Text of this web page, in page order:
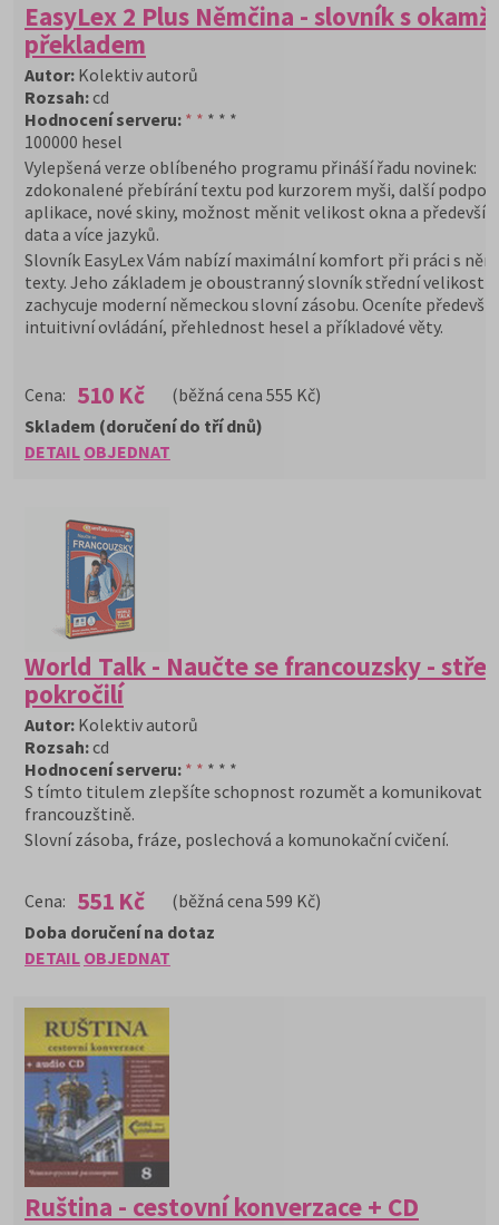
EasyLex 2 Plus Němčina - slovník s
překladem
Autor: Kolektiv autorů
Rozsah:cd
Hodnocení serveru: * * * * *
100000 hesel
Vylepšená verze oblíbeného programu přináší řadu novinek:
zdokonalené přebírání textu pod kurzorem myši, další
aplikace, nové skiny, možnost měnit velikost okna a
data a více jazyků.
Slovník EasyLex Vám nabízí maximální komfort při práci s
texty. Jeho základem je oboustranný slovník střední velikosti,
zachycuje moderní německou slovní zásobu. Oceníte
intuitivní ovládání, přehlednost hesel a příkladové věty.
Cena: 510 Kč (běžná cena 555 Kč)
DETAIL OBJEDNAT
Skladem (doručení do tří dnů)
World Talk - Naučte se francouzsky -
pokročilí
Autor: Kolektiv autorů
Rozsah:cd
Hodnocení serveru: * * * * *
S tímto titulem zlepšíte schopnost rozumět a komunikovat
francouzštině.
Slovní zásoba, fráze, poslechová a komunokační cvičení.
Cena: 551 Kč (běžná cena 599 Kč)
DETAIL OBJEDNAT
Doba doručení na dotaz
Ruština - cestovní konverzace + CD